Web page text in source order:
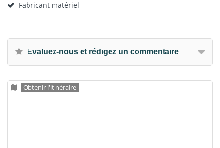
Fabricant matériel
Evaluez-nous et rédigez un commentaire
Obtenir l'itinéraire